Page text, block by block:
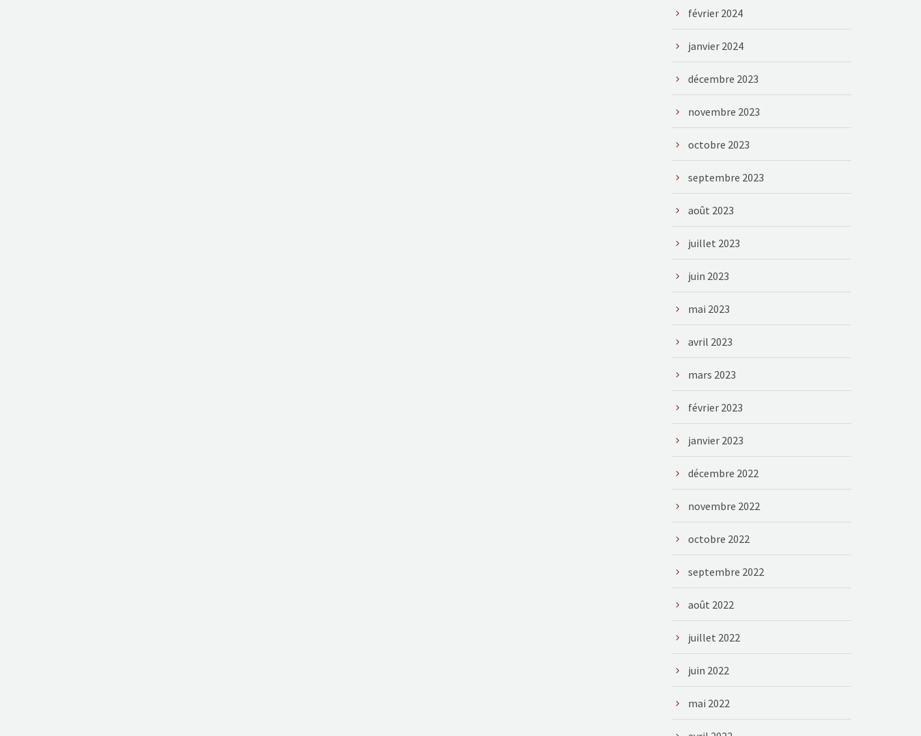
février 2024
janvier 2024
décembre 2023
novembre 2023
octobre 2023
septembre 2023
août 2023
juillet 2023
juin 2023
mai 2023
avril 2023
mars 2023
février 2023
janvier 2023
décembre 2022
novembre 2022
octobre 2022
septembre 2022
août 2022
juillet 2022
juin 2022
mai 2022